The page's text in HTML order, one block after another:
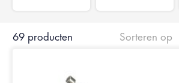
69 producten Sorteren op